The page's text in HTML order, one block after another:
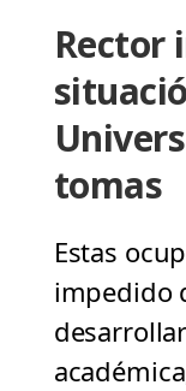
Rector
tomas
Estas
impedido